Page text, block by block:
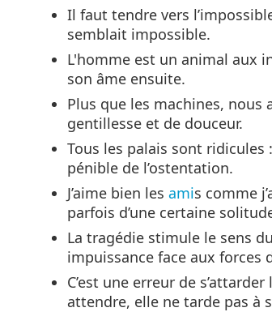
Il faut tendre vers
semblait impossible.
L'homme est un animal aux
son âme ensuite.
Plus que les machines, nous
gentillesse et de douceur.
Tous les palais sont
pénible de l’ostentation.
J’aime bien lesamis comme
parfois d’une certaine
La tragédie stimule le sens
impuissance face aux forces
C’est une erreur de
attendre, elle ne tarde pas à